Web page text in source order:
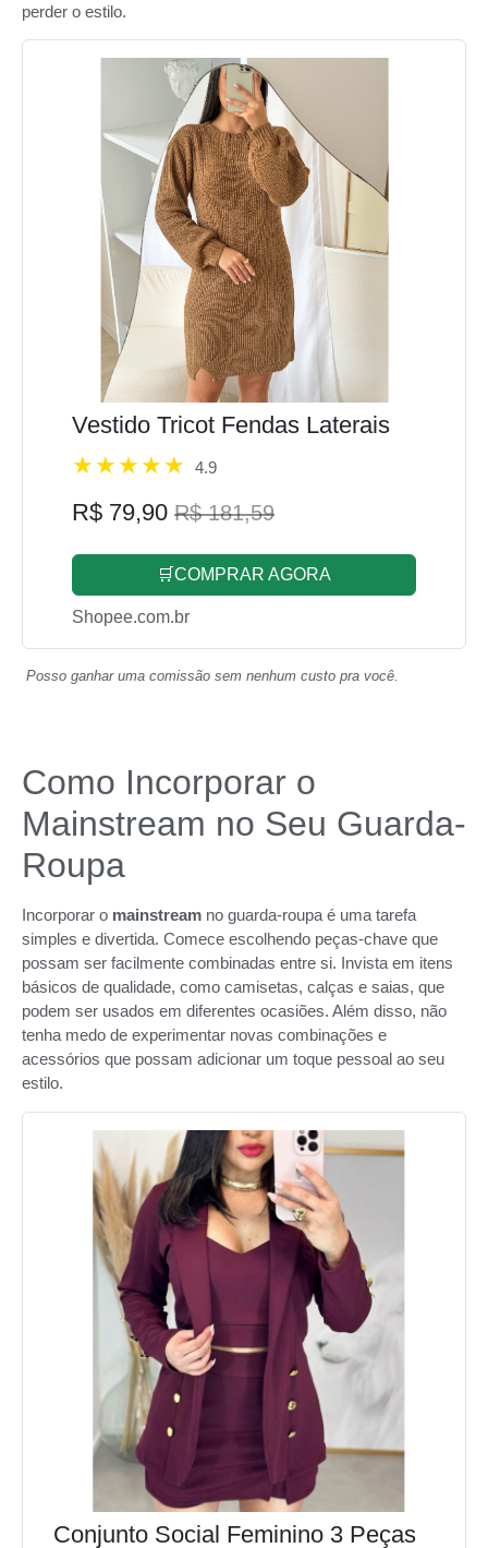
perder o estilo.
Vestido Tricot Fendas Laterais
4.9
R$ 79,90 R$ 181,59
🛒COMPRAR AGORA
Shopee.com.br
Posso ganhar uma comissão sem nenhum custo pra você.
Como Incorporar o
Mainstream no Seu Guarda-
Roupa
Incorporar o mainstream no guarda-roupa é uma tarefa
simples e divertida. Comece escolhendo peças-chave que
possam ser facilmente combinadas entre si. Invista em itens
básicos de qualidade, como camisetas, calças e saias, que
podem ser usados em diferentes ocasiões. Além disso, não
tenha medo de experimentar novas combinações e
acessórios que possam adicionar um toque pessoal ao seu
estilo.
Conjunto Social Feminino 3 Peças